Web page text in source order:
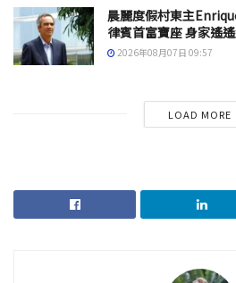
晨麗度假村東主
律賓首富寶座 身家遙
2026年08月07日 09:57
LOAD MORE